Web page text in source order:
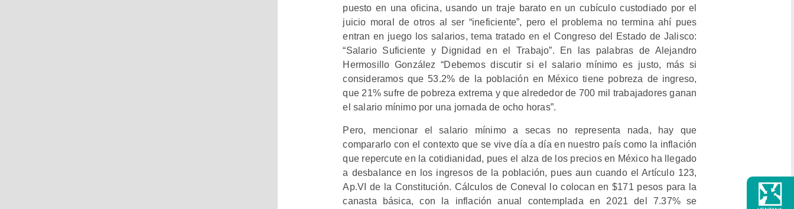
puesto en una oficina, usando un traje barato en un cubículo custodiado por el
juicio moral de otros al ser “ineficiente”, pero el problema no termina ahí pues
entran en juego los salarios, tema tratado en el Congreso del Estado de Jalisco:
“Salario Suficiente y Dignidad en el Trabajo”. En las palabras de Alejandro
Hermosillo González “Debemos discutir si el salario mínimo es justo, más si
consideramos que 53.2% de la población en México tiene pobreza de ingreso,
que 21% sufre de pobreza extrema y que alrededor de 700 mil trabajadores ganan
el salario mínimo por una jornada de ocho horas”.
Pero, mencionar el salario mínimo a secas no representa nada, hay que
compararlo con el contexto que se vive día a día en nuestro país como la inflación
que repercute en la cotidianidad, pues el alza de los precios en México ha llegado
a desbalance en los ingresos de la población, pues aun cuando el Artículo 123,
Ap.VI de la Constitución. Cálculos de Coneval lo colocan en $171 pesos para la
canasta básica, con la inflación anual contemplada en 2021 del 7.37% se